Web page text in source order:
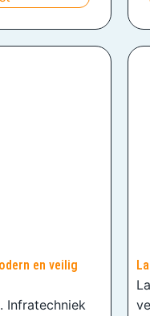
en veilig
Infratechniek